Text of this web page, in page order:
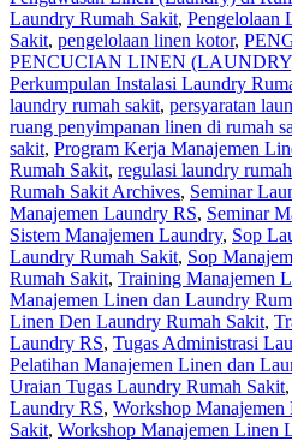
Laundry Rumah Sakit, Pengelolaan
Sakit, pengelolaan linen kotor,
PENCUCIAN LINEN (LAUNDRY
Perkumpulan Instalasi Laundry
laundry rumah sakit, persyaratan
ruang penyimpanan linen di rumah
sakit, Program Kerja Manajemen
Rumah Sakit, regulasi laundry
Rumah Sakit Archives, Seminar
Manajemen Laundry RS, Seminar
Sistem Manajemen Laundry, Sop
Laundry Rumah Sakit, Sop
Rumah Sakit, Training Manajemen
Manajemen Linen dan Laundry
Linen Den Laundry Rumah Sakit,
Laundry RS, Tugas Administrasi
Pelatihan Manajemen Linen dan
Uraian Tugas Laundry Rumah Sakit,
Laundry RS, Workshop
Sakit, Workshop Manajemen Linen